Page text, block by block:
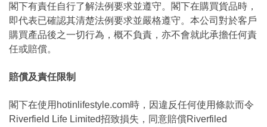
閣下有責任自行了解法例要求並遵守。閣下在購買貨品時，
即代表已確認其清楚法例要求並嚴格遵守。本公司對於客戶
購買產品後之一切行為，概不負責，亦不會就此承擔任何責
任或賠償。
賠償及責任限制
閣下在使用hotinlifestyle.com時，因違反任何使用條款而令
Riverfield Life Limited招致損失，同意賠償Riverfiled